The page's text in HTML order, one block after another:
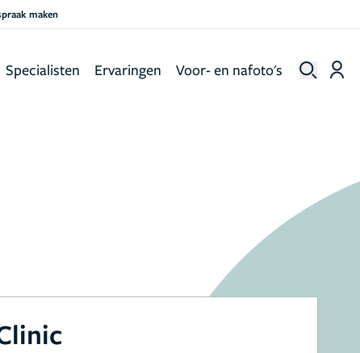
maken
Specialisten Ervaringen Voor- en nafoto's